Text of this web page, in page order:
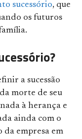
sucessório, que
os futuros
a sucessão
morte de seu
à herança e
ainda com o
da empresa em